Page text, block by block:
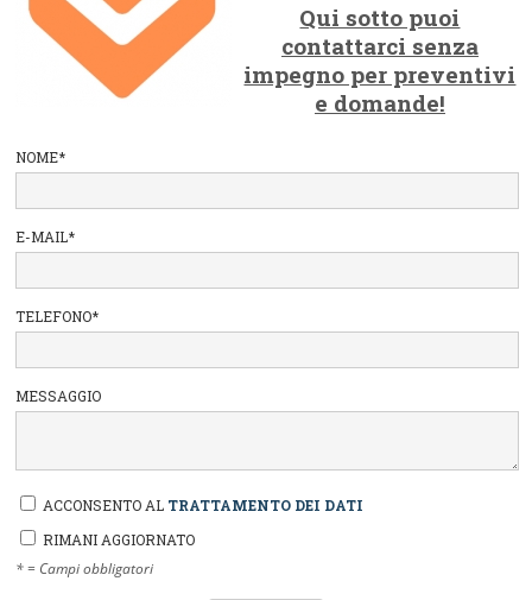
Qui sotto puoi
contattarci senza
impegno per preventivi
e domande!
NOME*
E-MAIL*
TELEFONO*
MESSAGGIO
ACCONSENTO AL TRATTAMENTO DEI DATI
RIMANI AGGIORNATO
* = Campi obbligatori